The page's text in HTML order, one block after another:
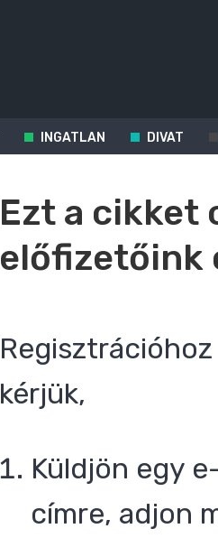
INGATLAN DIVAT
Ezt a cikket
előfizetőink
kérjük,
Küldjön egy
címre, adjon